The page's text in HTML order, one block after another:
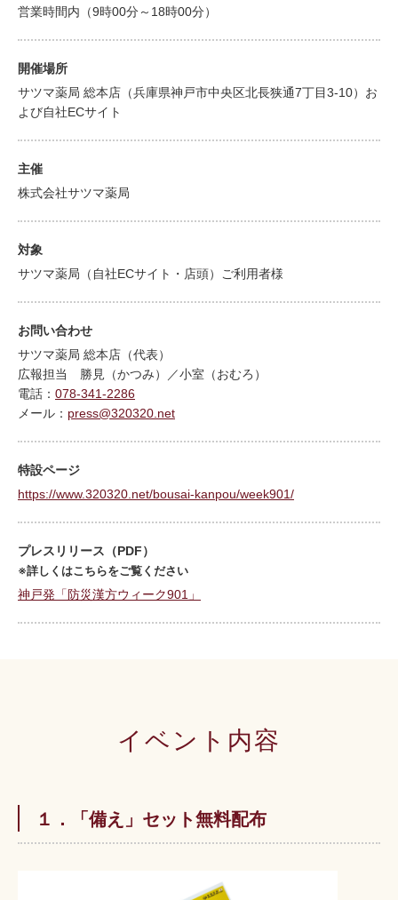
営業時間内（9時00分～18時00分）
開催場所
サツマ薬局 総本店（兵庫県神戸市中央区北長狭通7丁目3-10）お
よび自社ECサイト
主催
株式会社サツマ薬局
対象
サツマ薬局（自社ECサイト・店頭）ご利用者様
お問い合わせ
サツマ薬局 総本店（代表）
広報担当 勝見（かつみ）／小室（おむろ）
電話： 078-341-2286
メール： press@320320.net
特設ページ
https://www.320320.net/bousai-kanpou/week901/
プレスリリース（PDF）
※詳しくはこちらをご覧ください
神戸発「防災漢方ウィーク901」
イベント内容
１．「備え」セット無料配布